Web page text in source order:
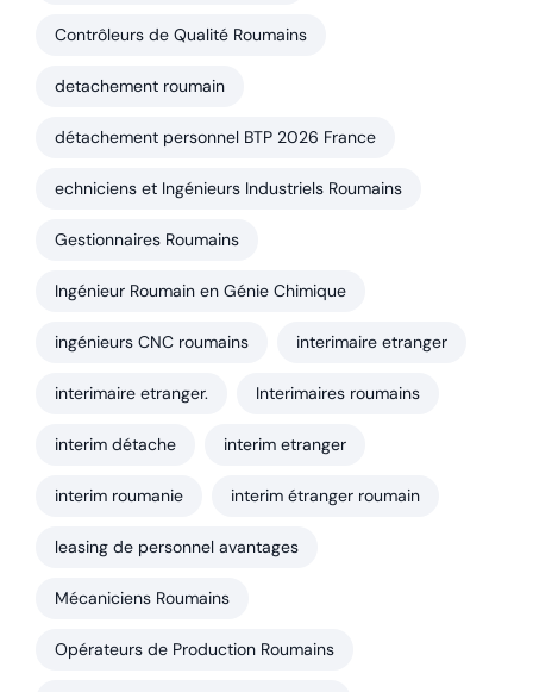
Contrôleurs de Qualité Roumains
detachement roumain
détachement personnel BTP 2026 France
echniciens et Ingénieurs Industriels Roumains
Gestionnaires Roumains
Ingénieur Roumain en Génie Chimique
ingénieurs CNC roumains interimaire etranger
interimaire etranger. Interimaires roumains
interim détache interim etranger
interim roumanie interim étranger roumain
leasing de personnel avantages
Mécaniciens Roumains
Opérateurs de Production Roumains